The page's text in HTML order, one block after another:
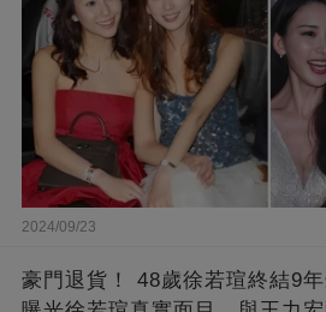
2024/09/23
豪門退貨！ 48歲徐若瑄終結9